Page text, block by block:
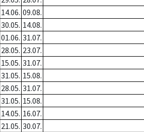
14.06. 09.08.
30.05. 14.08.
01.06. 31.07.
28.05. 23.07.
15.05. 31.07.
31.05. 15.08.
28.05. 31.07.
31.05. 15.08.
14.05. 16.07.
21.05. 30.07.